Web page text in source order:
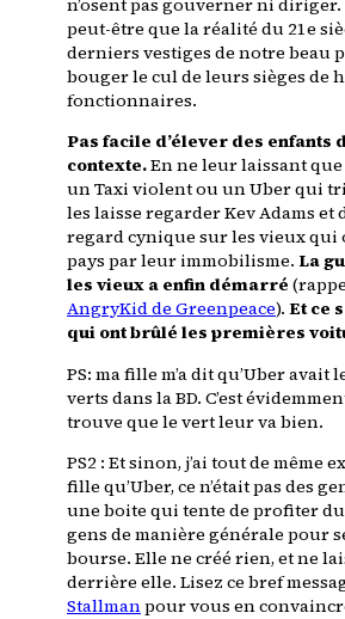
peut-être que la réalité du 21e
derniers vestiges de notre beau
bouger le cul de leurs sièges de
fonctionnaires.
Pas facile d’élever des enfants
contexte.En ne leur laissant que
un Taxi violent ou un Uber qui
les laisse regarder Kev Adams
regard cynique sur les vieux qui
pays par leur immobilisme. La
les vieux a enfin démarré
AngryKid de Greenpeace). Et ce
qui ont brûlé les premières
PS: ma fille m’a dit qu’Uber avait
verts dans la BD. C’est
trouve que le vert leur va bien.
PS2 : Et sinon, j’ai tout de même
fille qu’Uber, ce n’était pas des
une boite qui tente de profiter du
gens de manière générale pour
bourse. Elle ne créé rien, et ne
derrière elle. Lisez ce bref
Stallmanpour vous en